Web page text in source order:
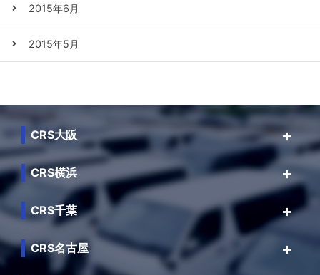
2015年6月
2015年5月
CRS大阪
CRS横浜
CRS千葉
CRS名古屋